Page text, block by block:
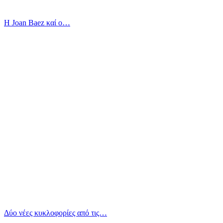
Η Joan Baez καί ο…
Δύο νέες κυκλοφορίες από τις…